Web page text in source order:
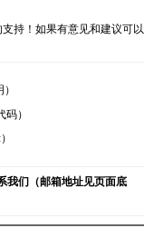
持！如果有意见和建议可以
）
我们（邮箱地址见页面底